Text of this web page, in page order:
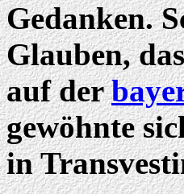
Gedanken.
Glauben,
auf der
gewöhnte
in